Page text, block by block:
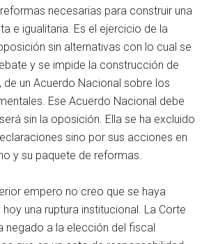
necesarias para construir una
e igualitaria. Es el ejercicio de la
sin alternativas con lo cual se
y se impide la construcción de
de un Acuerdo Nacional sobre los
Ese Acuerdo Nacional debe
sin la oposición. Ella se ha excluido
sino por sus acciones en
y su paquete de reformas.
empero no creo que se haya
una ruptura institucional. La Corte
negado a la elección del fiscal